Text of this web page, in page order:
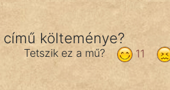
című költeménye?
11
Tetszik ez a mű?